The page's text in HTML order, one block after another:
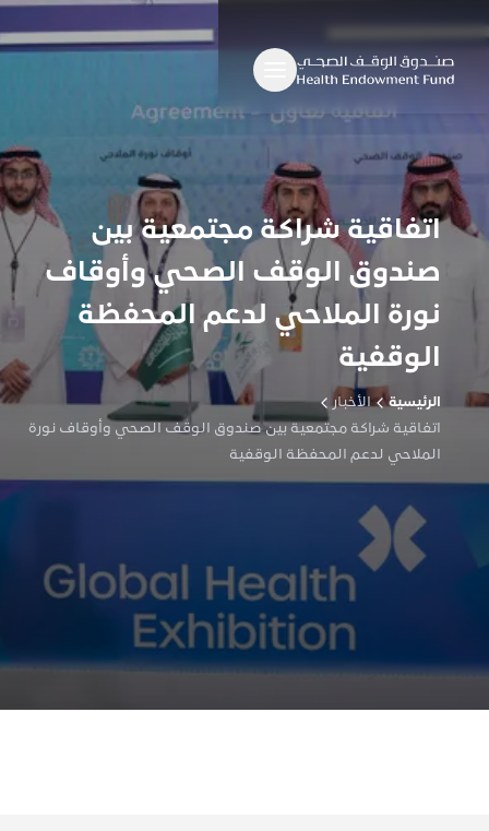
اتفاقية شراكة مجتمعية بين
صندوق الوقف الصحي وأوقاف
نورة الملاحي لدعم المحفظة
الوقفية
الرئيسية
الأخبار
اتفاقية شراكة مجتمعية بين صندوق الوقف الصحي وأوقاف نورة
الملاحي لدعم المحفظة الوقفية